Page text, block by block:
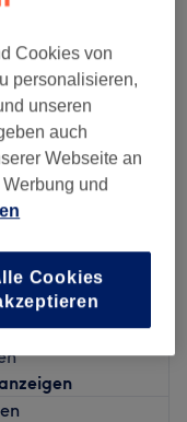
Cookies von
personalisieren,
unseren
auch
Webseite an
und
Cookies